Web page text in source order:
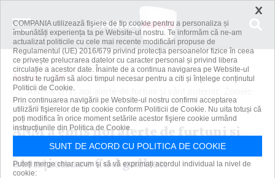
Acasă
Știri
ANM a emis noi alerte de furtuni şi vânt puternic. Zonele
aflate sub...
ANM a emis noi alerte de furtuni şi
vânt puternic. Zonele aflate sub
atenţionare Cod galben
×
COMPANIA utilizează fişiere de tip cookie pentru a personaliza și
îmbunătăți experiența ta pe Website-ul nostru. Te informăm că ne-am
actualizat politicile cu cele mai recente modificări propuse de
Regulamentul (UE) 2016/679 privind protecția persoanelor fizice în ceea
ce privește prelucrarea datelor cu caracter personal și privind libera
circulație a acestor date. Înainte de a continua navigarea pe Website-ul
nostru te rugăm să aloci timpul necesar pentru a citi și înțelege conținutul
Politicii de Cookie.
Prin continuarea navigării pe Website-ul nostru confirmi acceptarea
utilizării fişierelor de tip cookie conform Politicii de Cookie. Nu uita totuși că
poți modifica în orice moment setările acestor fişiere cookie urmând
instrucțiunile din Politica de Cookie.
SUNT DE ACORD CU POLITICA DE COOKIE
Puteți merge chiar acum și să vă exprimați acordul individual la nivel de
cookie: